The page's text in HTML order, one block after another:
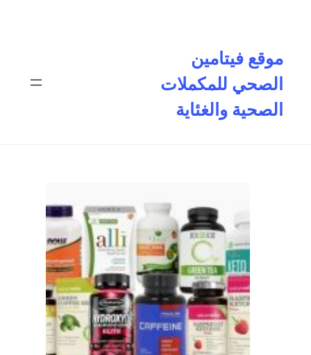
موقع فيتامين
الصحي للمكملات
الصحية والغئاية